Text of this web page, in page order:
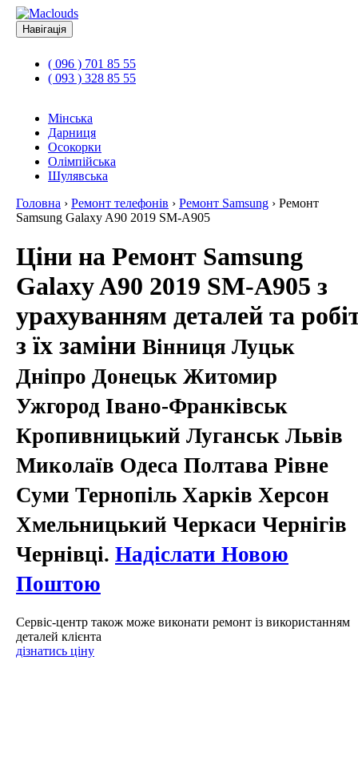
Навігація
( 096 ) 701 85 55
( 093 ) 328 85 55
Мінська
Дарниця
Осокорки
Олімпійська
Шулявська
Головна › Ремонт телефонів › Ремонт Samsung › Ремонт
Samsung Galaxy A90 2019 SM-A905
Ціни на Ремонт Samsung
Galaxy A90 2019 SM-A905 з
урахуванням деталей та
з їх заміни Вінниця Луцьк
Дніпро Донецьк Житомир
Ужгород Івано-Франківськ
Кропивницький Луганськ Львів
Миколаїв Одеса Полтава Рівне
Суми Тернопіль Харків Херсон
Хмельницький Черкаси Чернігів
Чернівці. Надіслати Новою
Поштою
Сервіс-центр також може виконати ремонт із використанням
деталей клієнта
дізнатись ціну